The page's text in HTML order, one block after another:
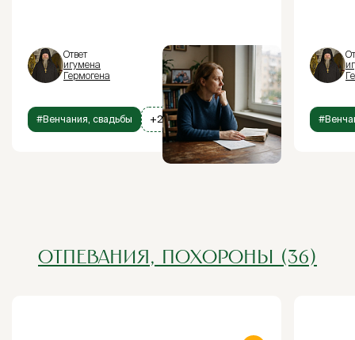
Ответ
игумена
Гермогена
#Венчания, свадьбы +2
ОТПЕВАНИЯ, ПОХОРОНЫ (36)